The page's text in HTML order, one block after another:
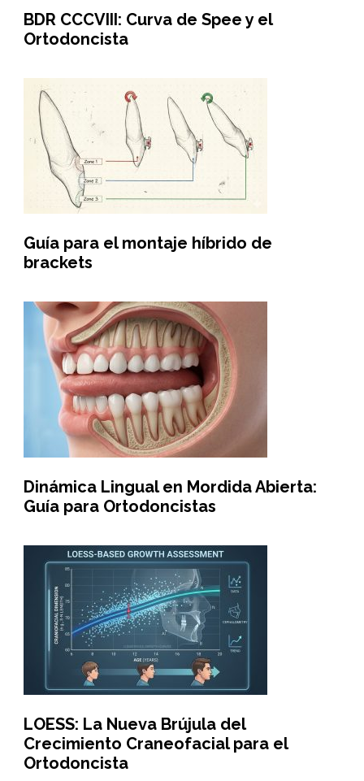
BDR CCCVIII: Curva de Spee y el
Ortodoncista
Guía para el montaje híbrido de
brackets
Dinámica Lingual en Mordida Abierta:
Guía para Ortodoncistas
LOESS: La Nueva Brújula del
Crecimiento Craneofacial para el
Ortodoncista